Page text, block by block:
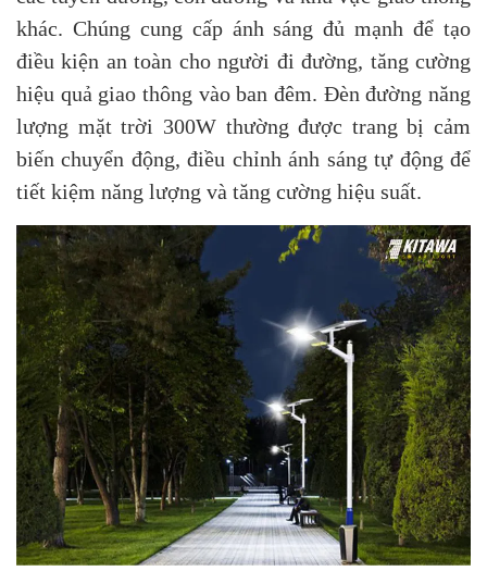
khác. Chúng cung cấp ánh sáng đủ mạnh để tạo
điều kiện an toàn cho người đi đường, tăng cường
hiệu quả giao thông vào ban đêm. Đèn đường năng
lượng mặt trời 300W thường được trang bị cảm
biến chuyển động, điều chỉnh ánh sáng tự động để
tiết kiệm năng lượng và tăng cường hiệu suất.